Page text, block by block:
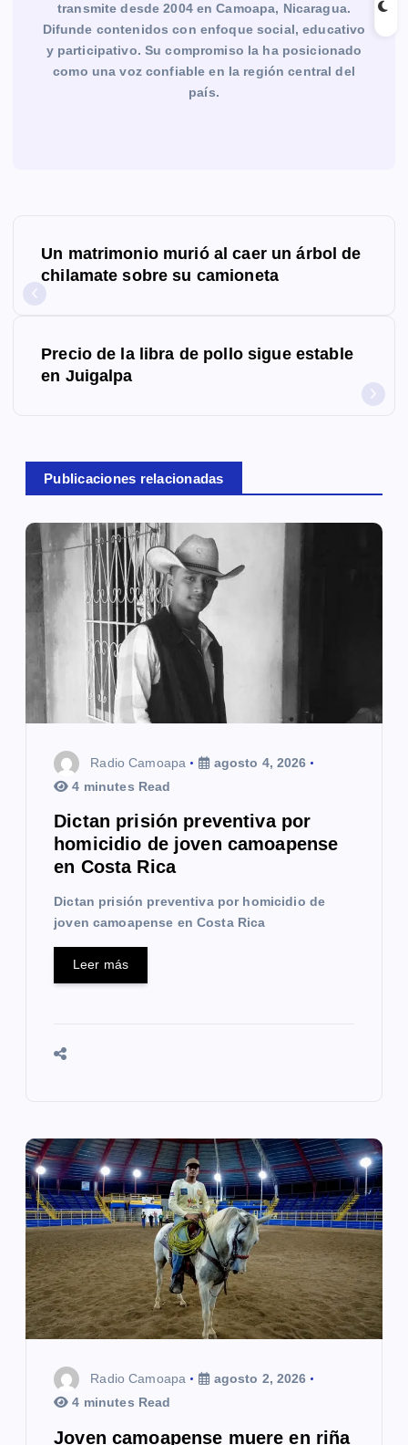
transmite desde 2004 en Camoapa, Nicaragua.
Difunde contenidos con enfoque social, educativo
y participativo. Su compromiso la ha posicionado
como una voz confiable en la región central del
país.
ó
e
n
Un matrimonio murió al caer un árbol de
chilamate sobre su camioneta
Precio de la libra de pollo sigue estable
en Juigalpa
Publicaciones relacionadas
Radio Camoapa
agosto 4, 2026
4 minutes Read
Dictan prisión preventiva por
homicidio de joven camoapense
en Costa Rica
Dictan prisión preventiva por homicidio de
joven camoapense en Costa Rica
Leer más
Radio Camoapa
agosto 2, 2026
4 minutes Read
Joven camoapense muere en riña